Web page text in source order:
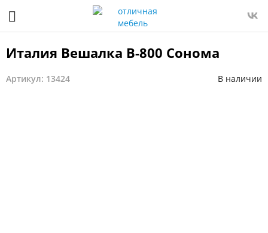
Италия Вешалка В-800 Сонома
Артикул: 13424 В наличии